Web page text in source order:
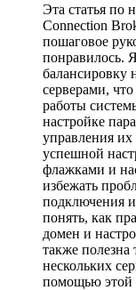
Эта статья по
Connection
пошаговое
понравилось.
балансировку
серверами,
работы
настройке
управления
успешной
флажками и
избежать
подключения
понять, как
домен и
также полезна
нескольких
помощью этой